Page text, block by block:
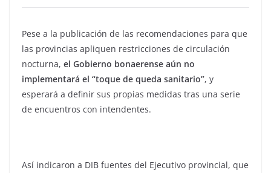
Pese a la publicación de las recomendaciones para que
las provincias apliquen restricciones de circulación
nocturna, el Gobierno bonaerense aún no
implementará el “toque de queda sanitario”, y
esperará a definir sus propias medidas tras una serie
de encuentros con intendentes.
Así indicaron a DIB fuentes del Ejecutivo provincial, que